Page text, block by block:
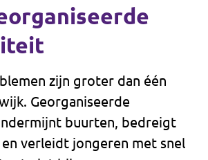
zijn groter dan één
Georganiseerde
buurten, bedreigt
verleidt jongeren met snel